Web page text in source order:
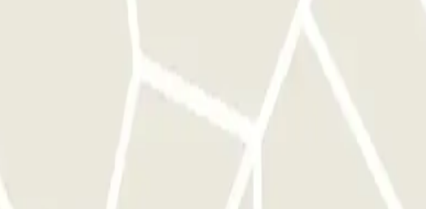
tua reserva Parclick e o bilhete. PARA SAIR: utiliza o bilhete que o pessoal te entregou. SE O TEU
NÃO HOUVER PESSOAL: liga através do intercomunicador pressionando o botão "informação",